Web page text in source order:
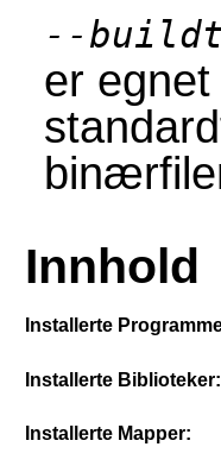
--
er
Innhold
Installerte
Installerte Biblioteker:
Installerte Mapper: